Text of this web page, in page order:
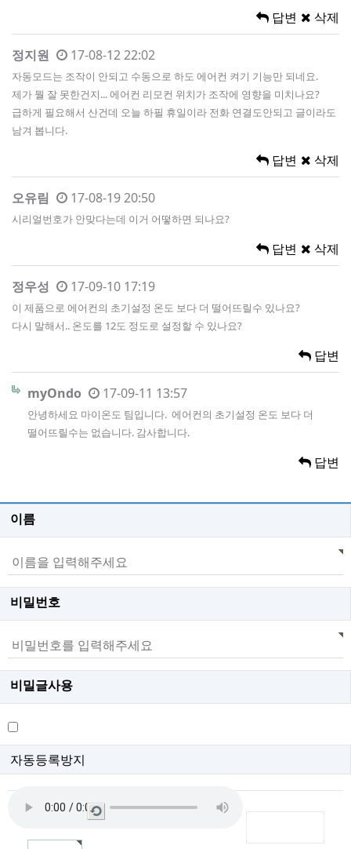
답변 삭제
정지원 17-08-12 22:02
자동모드는 조작이 안되고 수동으로 하도 에어컨 켜기 기능만 되네요.
제가 뭘 잘 못한건지... 에어컨 리모컨 위치가 조작에 영향을 미치나요?
급하게 필요해서 산건데 오늘 하필 휴일이라 전화 연결도안되고 글이라도
남겨 봅니다.
답변 삭제
오유림 17-08-19 20:50
시리얼번호가 안맞다는데 이거 어떻하면 되나요?
답변 삭제
정우성 17-09-10 17:19
이 제품으로 에어컨의 초기설정 온도 보다 더 떨어뜨릴수 있나요?
다시 말해서.. 온도를 12도 정도로 설정할 수 있나요?
답변
myOndo 17-09-11 13:57
안녕하세요 마이온도 팀입니다. 에어컨의 초기설정 온도 보다 더
떨어뜨릴수는 없습니다. 감사합니다.
답변
이름
비밀번호
비밀글사용
자동등록방지
새